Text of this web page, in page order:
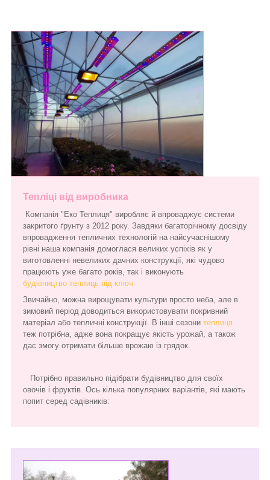
Тепліці від виробника
Компанія "Еко Теплиця" виробляє й впроваджує системи
закритого ґрунту з 2012 року. Завдяки багаторічному досвіду
впровадження тепличних технологій на найсучаснішому
рівні наша компанія домоглася великих успіхів як у
виготовленні невеликих дачних конструкції, які чудово
працюють уже багато років, так і виконують
будівництво теплиць під ключ
Звичайно, можна вирощувати культури просто неба, але в
зимовий період доводиться використовувати покривний
матеріал або тепличні конструкції. В інші сезони теплиця
теж потрібна, адже вона покращує якість урожай, а також
дає змогу отримати більше врожаю із грядок.
Потрібно правильно підібрати будівництво для своїх
овочів і фруктів. Ось кілька популярних варіантів, які мають
попит серед садівників: